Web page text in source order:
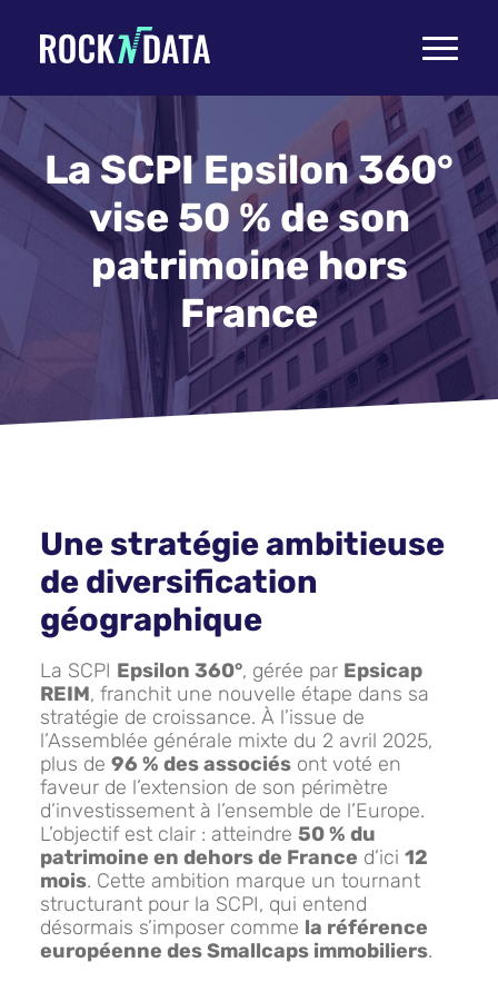
Toggle
La SCPI Epsilon 360°
vise 50 % de son
patrimoine hors
France
Une stratégie ambitieuse
de diversification
géographique
La SCPI Epsilon 360°, gérée par Epsicap
REIM, franchit une nouvelle étape dans sa
stratégie de croissance. À l’issue de
l’Assemblée générale mixte du 2 avril 2025,
plus de 96 % des associés ont voté en
faveur de l’extension de son périmètre
d’investissement à l’ensemble de l’Europe.
L’objectif est clair : atteindre 50 % du
patrimoine en dehors de France d’ici 12
mois. Cette ambition marque un tournant
structurant pour la SCPI, qui entend
désormais s’imposer comme la référence
européenne des Smallcaps immobiliers.